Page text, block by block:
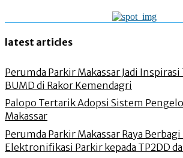
latest articles
Perumda Parkir Makassar Jadi
BUMD di Rakor Kemendagri
Palopo Tertarik Adopsi Sistem
Makassar
Perumda Parkir Makassar Raya
Elektronifikasi Parkir kepada TP2DD